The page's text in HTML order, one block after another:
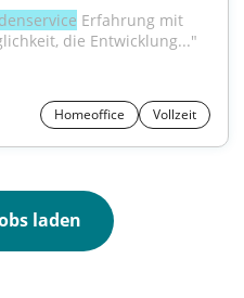
Erfahrung mit
die Entwicklung..."
Homeoffice Vollzeit
laden